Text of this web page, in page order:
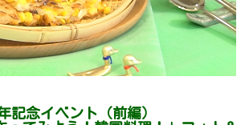
記念イベント（前編）